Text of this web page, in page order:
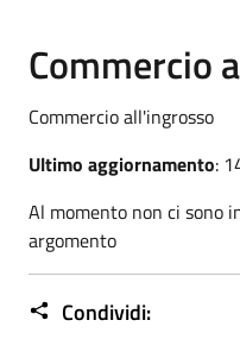
Commercio
Commercio all'ingrosso
Ultimo aggiornamento:
Al momento non ci sono
argomento
Condividi: